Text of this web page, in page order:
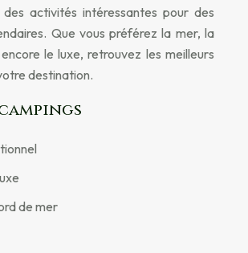
activités intéressantes pour des
Que vous préférez la mer, la
le luxe, retrouvez les meilleurs
destination.
de mer